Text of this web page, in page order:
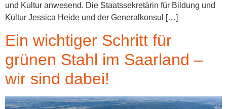
und Kultur anwesend. Die Staatssekretärin für Bildung und
Kultur Jessica Heide und der Generalkonsul […]
Ein wichtiger Schritt für
grünen Stahl im Saarland –
wir sind dabei!